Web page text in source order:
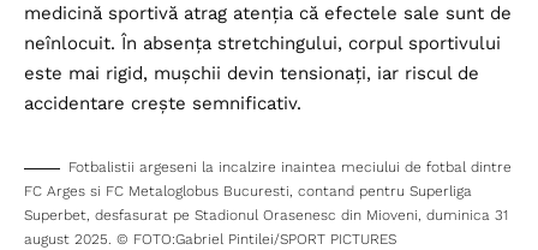
medicină sportivă atrag atenția că efectele sale sunt de
neînlocuit. În absența stretchingului, corpul sportivului
este mai rigid, mușchii devin tensionați, iar riscul de
accidentare crește semnificativ.
Fotbalistii argeseni la incalzire inaintea meciului de fotbal dintre
FC Arges si FC Metaloglobus Bucuresti, contand pentru Superliga
Superbet, desfasurat pe Stadionul Orasenesc din Mioveni, duminica 31
august 2025. © FOTO:Gabriel Pintilei/SPORT PICTURES